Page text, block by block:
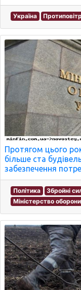
Україна
Протягом цього
більше ста
забезпечення
Політика
Збройні
Міністерство